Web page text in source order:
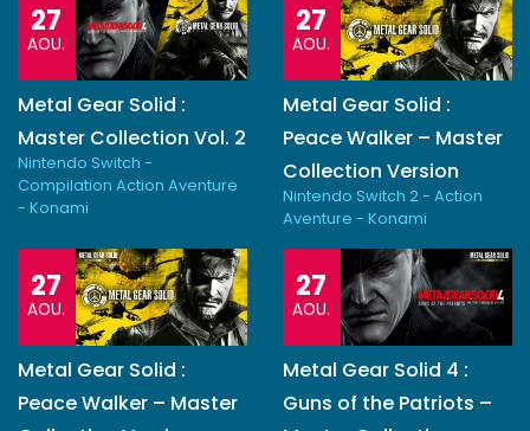
27
AOU.
Metal Gear Solid :
Master Collection Vol. 2
Nintendo Switch -
Compilation Action Aventure
- Konami
27
AOU.
Metal Gear Solid :
Peace Walker – Master
Collection Version
Nintendo Switch 2 - Action
Aventure - Konami
27
AOU.
Metal Gear Solid :
Peace Walker – Master
27
AOU.
Metal Gear Solid 4 :
Guns of the Patriots –